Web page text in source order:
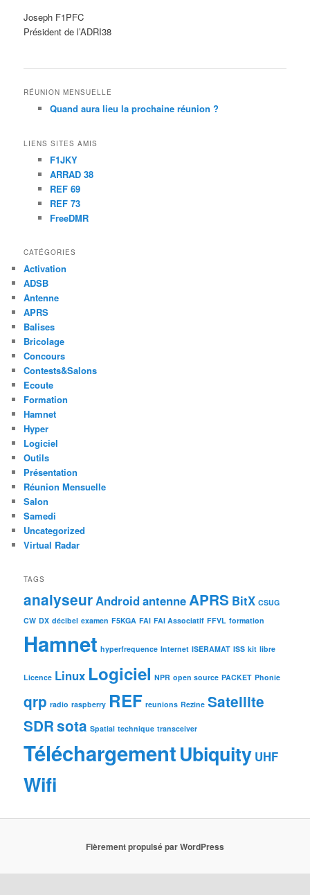
Joseph F1PFC
Président de l’ADRI38
RÉUNION MENSUELLE
Quand aura lieu la prochaine réunion ?
LIENS SITES AMIS
F1JKY
ARRAD 38
REF 69
REF 73
FreeDMR
CATÉGORIES
Activation
ADSB
Antenne
APRS
Balises
Bricolage
Concours
Contests&Salons
Ecoute
Formation
Hamnet
Hyper
Logiciel
Outils
Présentation
Réunion Mensuelle
Salon
Samedi
Uncategorized
Virtual Radar
TAGS
analyseurAndroidantenneAPRS BitX CSUG
CW DX décibel examen F5KGA FAI FAI Associatif FFVL formation
Hamnet hyperfrequence Internet ISERAMAT ISS kit libre
Licence Linux Logiciel NPR open source PACKET Phonie
qrp radio raspberry REF reunions Rezine Satellite
SDRsota Spatial technique transceiver
TéléchargementUbiquity UHF
Wifi
Fièrement propulsé par WordPress